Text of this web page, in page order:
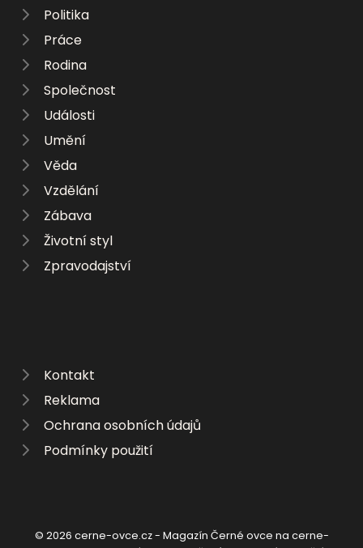
Politika
Práce
Rodina
Společnost
Události
Umění
Věda
Vzdělání
Zábava
Životní styl
Zpravodajství
Kontakt
Reklama
Ochrana osobních údajů
Podmínky použití
© 2026 cerne-ovce.cz - Magazín Černé ovce na cerne-